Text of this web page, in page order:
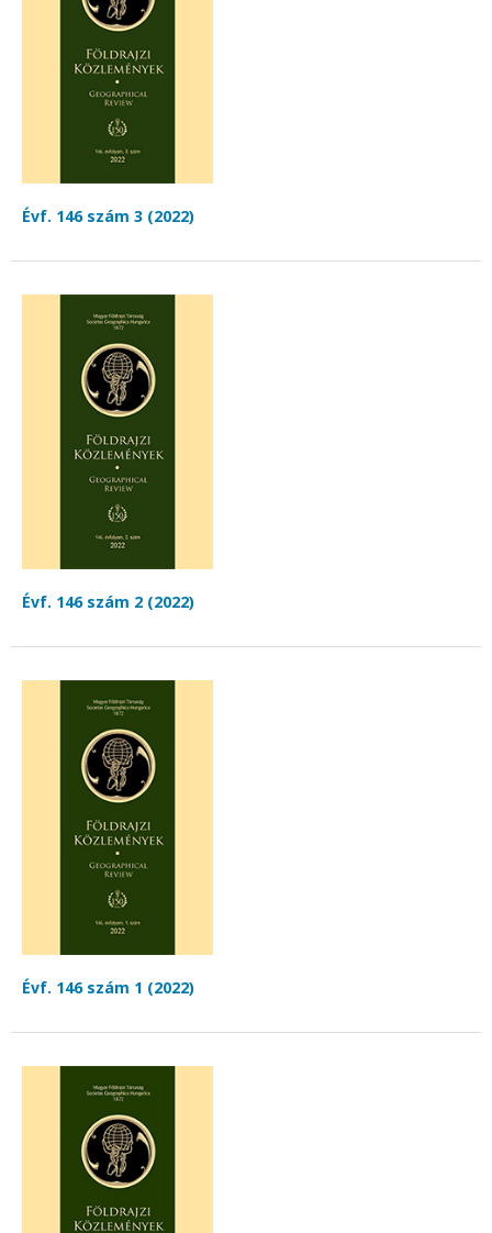
Évf. 146 szám 3 (2022)
Évf. 146 szám 2 (2022)
Évf. 146 szám 1 (2022)